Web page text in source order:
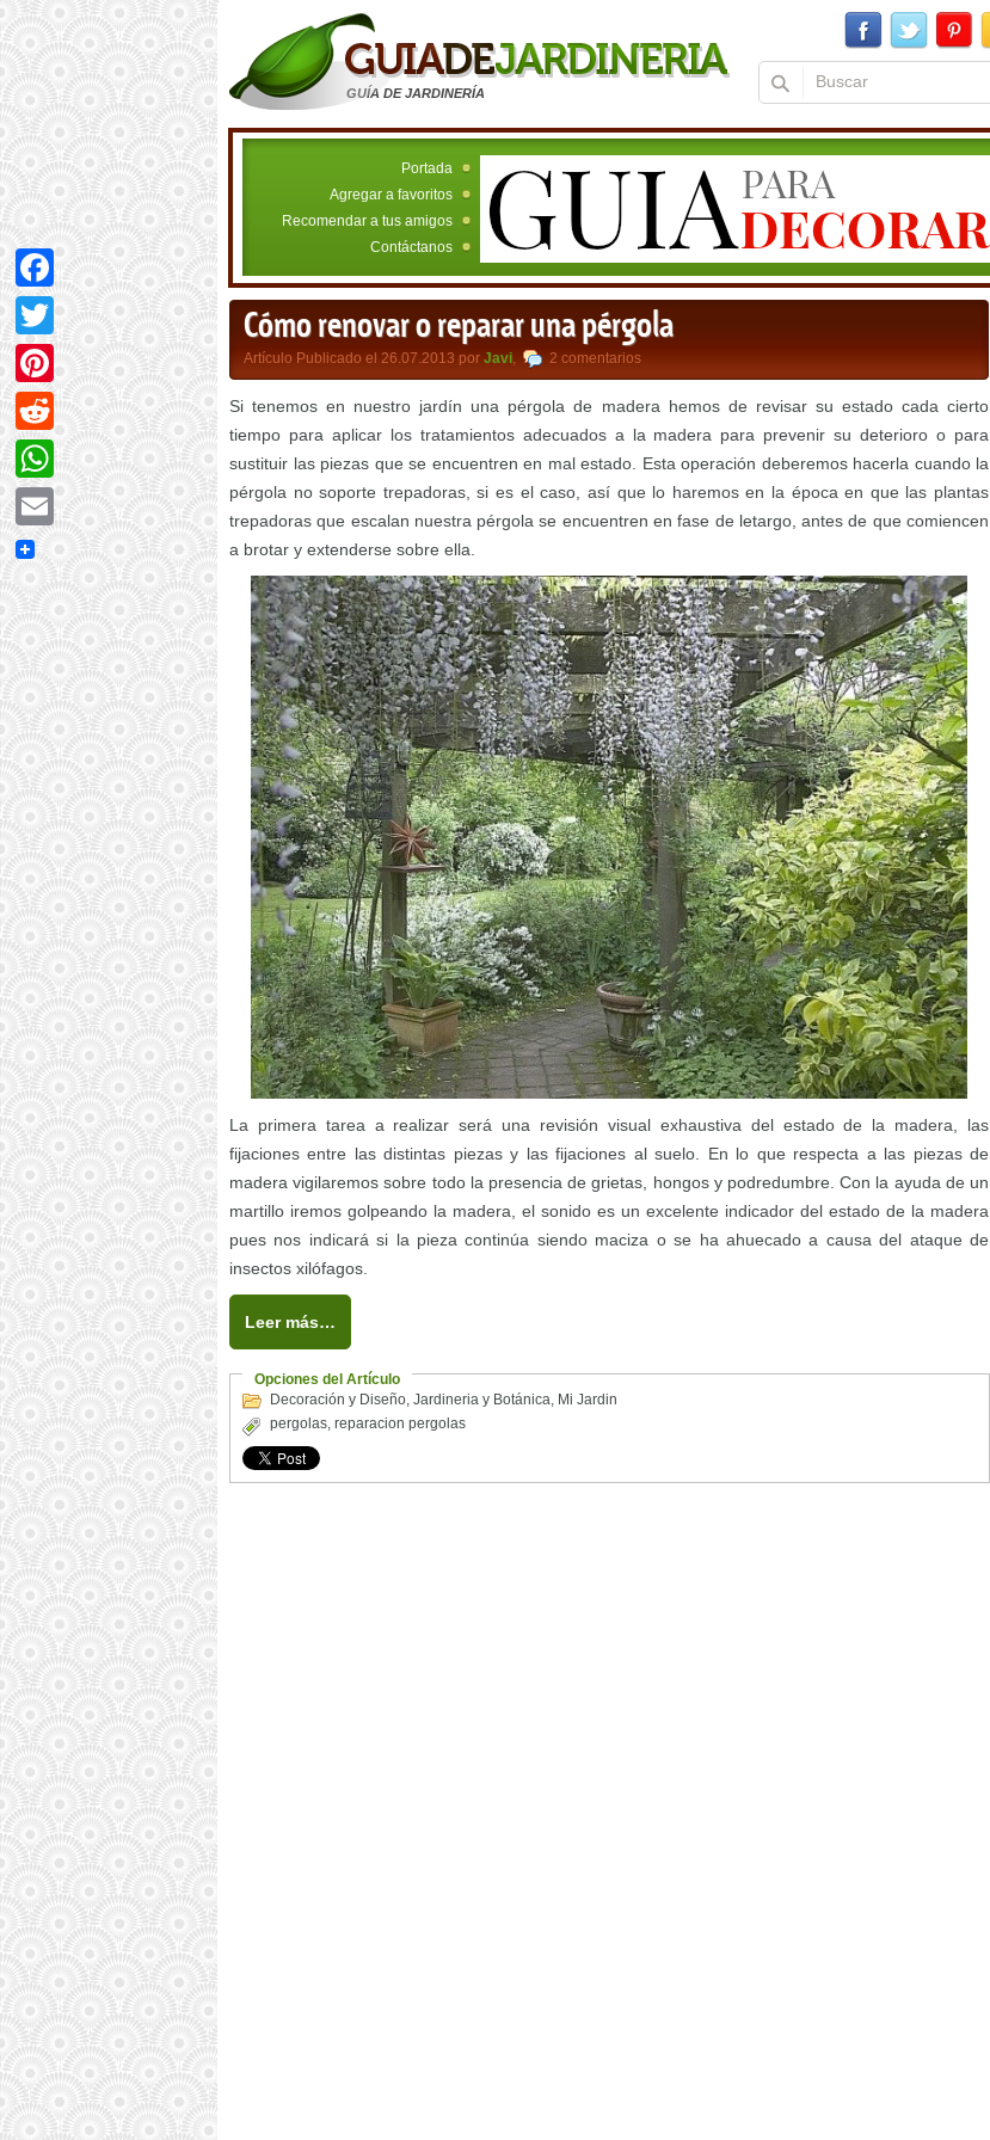
GUÍA DE JARDINERÍA
Portada
Agregar a favoritos
Recomendar a tus amigos
Contáctanos
Cómo renovar o reparar una pérgola
Artículo Publicado el 26.07.2013 por Javi, 2 comentarios
Si tenemos en nuestro jardín una pérgola de madera hemos de revisar su estado cada cierto
tiempo para aplicar los tratamientos adecuados a la madera para prevenir su deterioro o para
sustituir las piezas que se encuentren en mal estado. Esta operación deberemos hacerla cuando la
pérgola no soporte trepadoras, si es el caso, así que lo haremos en la época en que las plantas
trepadoras que escalan nuestra pérgola se encuentren en fase de letargo, antes de que comiencen
a brotar y extenderse sobre ella.
La primera tarea a realizar será una revisión visual exhaustiva del estado de la madera, las
fijaciones entre las distintas piezas y las fijaciones al suelo. En lo que respecta a las piezas de
madera vigilaremos sobre todo la presencia de grietas, hongos y podredumbre. Con la ayuda de un
martillo iremos golpeando la madera, el sonido es un excelente indicador del estado de la madera
pues nos indicará si la pieza continúa siendo maciza o se ha ahuecado a causa del ataque de
insectos xilófagos.
Leer más…
Opciones del Artículo
Decoración y Diseño, Jardineria y Botánica, Mi Jardin
pergolas, reparacion pergolas
Facebook
Twitter
Pinterest
Reddit
WhatsApp
Email